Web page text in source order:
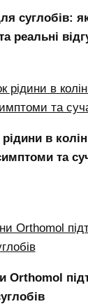
суглобів:
реальні
в
та
Orthomol